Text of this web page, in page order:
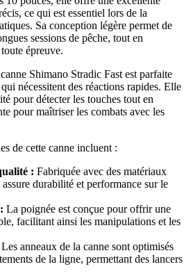
ce qui est essentiel lors de la
Sa conception légère permet de
sessions de pêche, tout en
épreuve.
Shimano Stradic Fast est parfaite
nécessitent des réactions rapides. Elle
pour détecter les touches tout en
pour maîtriser les combats avec les
de cette canne incluent :
: Fabriquée avec des matériaux
durabilité et performance sur le
La poignée est conçue pour offrir une
facilitant ainsi les manipulations et les
Les anneaux de la canne sont optimisés
de la ligne, permettant des lancers